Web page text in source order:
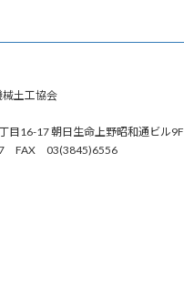
土工協会
目16-17 朝日生命上野昭和通ビル9F
FAX 03(3845)6556